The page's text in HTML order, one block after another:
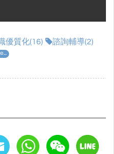
(龍華科技大學企管系特聘教授)、
長
優質化(16)
諮詢輔導(2)